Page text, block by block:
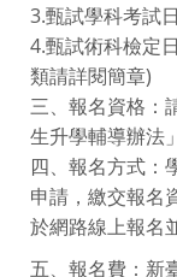
3.甄試學科考試
4.甄試術科檢定
類請詳閱簡章)
三、報名資格：
生升學輔導辦法」
四、報名方式：
申請，繳交報名
於網路線上報名
五、報名費：新